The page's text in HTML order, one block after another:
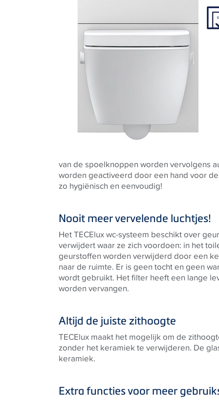
van de spoelknoppen worden vervolgens
worden geactiveerd door een hand voor
zo hygiënisch en eenvoudig!
Nooit meer vervelende luchtjes!
Het TECElux wc-systeem beschikt over
verwijdert waar ze zich voordoen: in het
geurstoffen worden verwijderd door een
naar de ruimte. Er is geen tocht en geen
wordt gebruikt. Het filter heeft een lange
worden vervangen.
Altijd de juiste zithoogte
TECElux maakt het mogelijk om de
zonder het keramiek te verwijderen. De
keramiek.
Extra functies voor meer